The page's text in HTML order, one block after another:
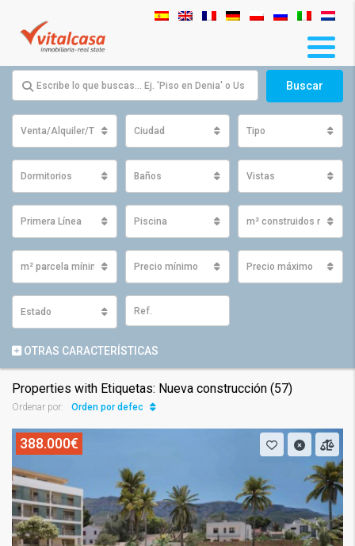
Buscar
Venta/Alquiler/Traspaso Ciudad Tipo
Dormitorios Baños Vistas
Primera Línea Piscina m² construidos
m² parcela mínimos Precio mínimo Precio máximo
Estado
OTRAS CARACTERÍSTICAS
Properties with Etiquetas: Nueva construcción (57)
Ordenar por: Orden por defecto
388.000€